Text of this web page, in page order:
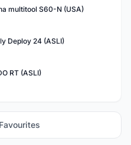
multitool S60-N (USA)
Deploy 24 (ASLI)
RT (ASLI)